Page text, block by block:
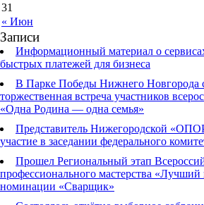
« Июн
31
Записи
Информационный материал о
быстрых платежей для бизнеса
В Парке Победы Нижнего Новгорода
торжественная встреча участников
«Одна Родина — одна семья»
Представитель Нижегородской
участие в заседании федерального
Прошел Региональный этап
профессионального мастерства
номинации «Сварщик»